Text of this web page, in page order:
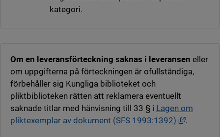
kategori.
Om en leveransförteckning saknas i leveransen eller
om uppgifterna på förteckningen är ofullständiga,
förbehåller sig Kungliga biblioteket och
pliktbiblioteken rätten att reklamera eventuellt
saknade titlar med hänvisning till 33 § i Lagen om
pliktexemplar av dokument (SFS 1993:1392)
Länk till
.